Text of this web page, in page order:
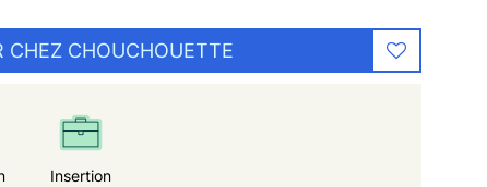
CHEZ CHOUCHOUETTE
Insertion